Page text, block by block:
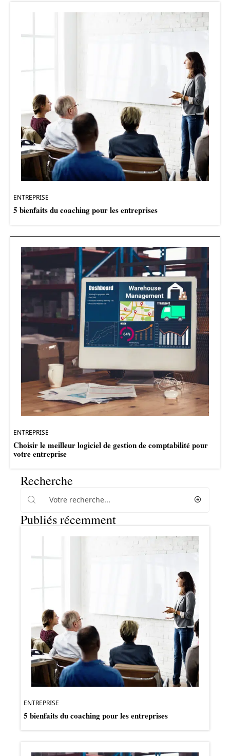
ENTREPRISE
5 bienfaits du coaching pour les entreprises
ENTREPRISE
Choisir le meilleur logiciel de gestion de comptabilité pour
votre entreprise
Recherche
Publiés récemment
ENTREPRISE
5 bienfaits du coaching pour les entreprises